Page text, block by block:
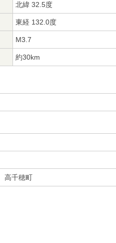
北緯 32.5度
東経 132.0度
M3.7
約30km
高千穂町